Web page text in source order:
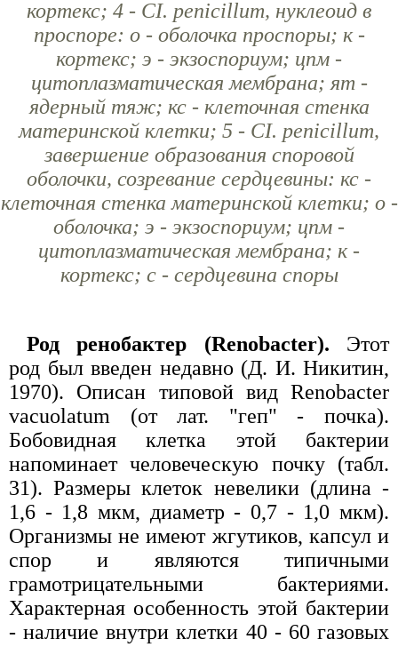
кортекс; 4 - CI. penicillum, нуклеоид в
проспоре: о - оболочка проспоры; к -
кортекс; э - экзоспориум; цпм -
цитоплазматическая мембрана; ят -
ядерный тяж; кс - клеточная стенка
материнской клетки; 5 - CI. penicillum,
завершение образования споровой
оболочки, созревание сердцевины: кс -
клеточная стенка материнской клетки; о -
оболочка; э - экзоспориум; цпм -
цитоплазматическая мембрана; к -
кортекс; с - сердцевина споры
Род ренобактер (Renobacter). Этот
род был введен недавно (Д. И. Никитин,
1970). Описан типовой вид Renobacter
vacuolatum (от лат. "геп" - почка).
Бобовидная клетка этой бактерии
напоминает человеческую почку (табл.
31). Размеры клеток невелики (длина -
1,6 - 1,8 мкм, диаметр - 0,7 - 1,0 мкм).
Организмы не имеют жгутиков, капсул и
спор и являются типичными
грамотрицательными бактериями.
Характерная особенность этой бактерии
- наличие внутри клетки 40 - 60 газовых